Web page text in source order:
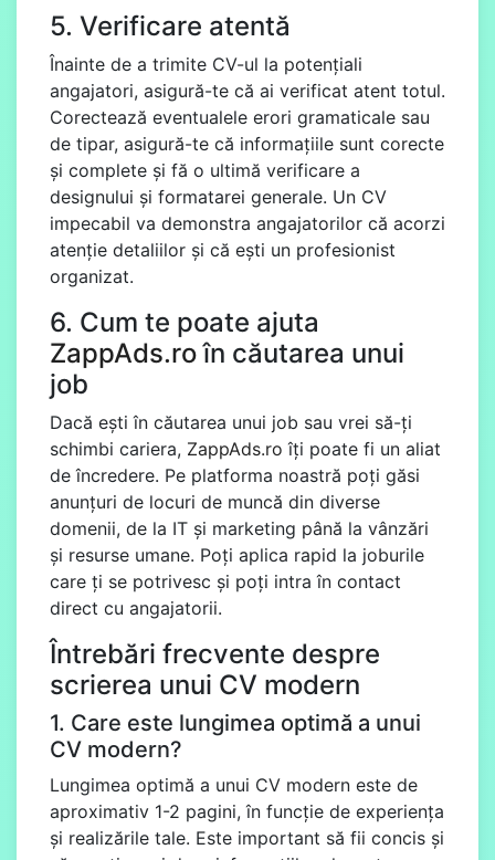
5. Verificare atentă
Înainte de a trimite CV-ul la potențiali
angajatori, asigură-te că ai verificat atent totul.
Corectează eventualele erori gramaticale sau
de tipar, asigură-te că informațiile sunt corecte
și complete și fă o ultimă verificare a
designului și formatarei generale. Un CV
impecabil va demonstra angajatorilor că acorzi
atenție detaliilor și că ești un profesionist
organizat.
6. Cum te poate ajuta
ZappAds.roîn căutarea unui
job
Dacă ești în căutarea unui job sau vrei să-ți
schimbi cariera, ZappAds.ro îți poate fi un aliat
de încredere. Pe platforma noastră poți găsi
anunțuri de locuri de muncă din diverse
domenii, de la IT și marketing până la vânzări
și resurse umane. Poți aplica rapid la joburile
care ți se potrivesc și poți intra în contact
direct cu angajatorii.
Întrebări frecvente despre
scrierea unui CV modern
1. Care este lungimea optimă a unui
CV modern?
Lungimea optimă a unui CV modern este de
aproximativ 1-2 pagini, în funcție de experiența
și realizările tale. Este important să fii concis și